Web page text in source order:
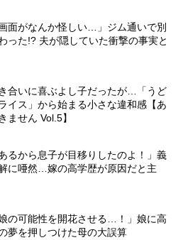
面がなんか怪しい…」ジム通いで別
った!? 夫が隠していた衝撃の事実と
合いに喜ぶよし子だったが…「うど
イス」から始まる小さな違和感【あ
ません Vol.5】
るから息子が目移りしたのよ！」義
に唖然…嫁の高学歴が原因だと主
の可能性を開花させる…！」娘に高
夢を押しつけた母の大誤算